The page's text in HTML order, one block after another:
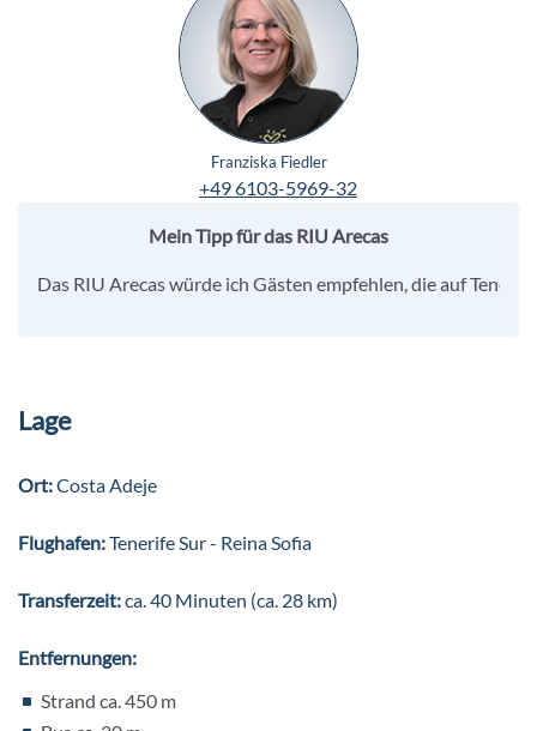
Franziska Fiedler
+49 6103-5969-32
Mein Tipp für das RIU Arecas
Das RIU Arecas würde ich Gästen empfehlen, die auf
Lage
Ort:Costa Adeje
Flughafen:Tenerife Sur - Reina Sofia
Transferzeit:ca. 40 Minuten (ca. 28 km)
Entfernungen:
Strand ca. 450 m